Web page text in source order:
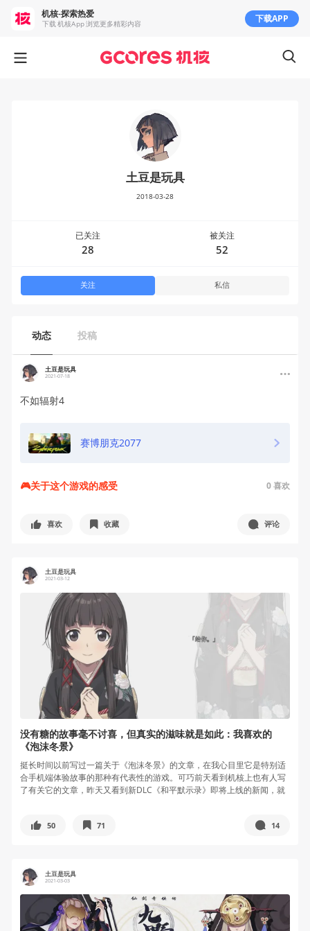
动态 投稿
土豆是玩具
2021-07-18
不如辐射4
赛博朋克2077
🎮关于这个游戏的感受 0喜欢
喜欢 收藏 评论
土豆是玩具
2021-03-12
没有糖的故事毫不讨喜，但真实的滋味就是如此：我喜欢的
《泡沫冬景》
挺长时间以前写过一篇关于《泡沫冬景》的文章，在我心目里它是特别适
合手机端体验故事的那种有代表性的游戏。可巧前天看到机核上也有人写
了有关它的文章，昨天又看到新DLC《和平默示录》即将上线的新闻，就
50 71 14
土豆是玩具
2021-03-03
土豆是玩具
2018-03-28
已关注
28
被关注
52
关注 私信
机核-探索热爱
下载 机核App 浏览更多精彩内容 下载APP